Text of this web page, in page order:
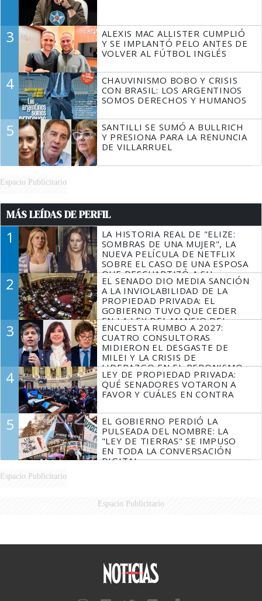
3
ALEXIS MAC ALLISTER CUMPLIÓ
Y SE IMPLANTÓ PELO ANTES DE
VOLVER AL FÚTBOL INGLÉS
4
CHAUVINISMO BOBO Y CRISIS
CON BRASIL: LOS ARGENTINOS
SOMOS DERECHOS Y HUMANOS
5
SANTILLI SE SUMÓ A BULLRICH
Y PRESIONA PARA LA RENUNCIA
DE VILLARRUEL
Espacio Publicitario
MÁS LEÍDAS DE PERFIL
1
LA HISTORIA REAL DE "ELIZE:
SOMBRAS DE UNA MUJER", LA
NUEVA PELÍCULA DE NETFLIX
SOBRE EL CASO DE UNA ESPOSA
QUE DESCUARTIZÓ A SU
MARIDO
2
EL SENADO DIO MEDIA SANCIÓN
A LA INVIOLABILIDAD DE LA
PROPIEDAD PRIVADA: EL
GOBIERNO TUVO QUE CEDER
EN LA LEY DEL MANEJO DEL
FUEGO
3
ENCUESTA RUMBO A 2027:
CUATRO CONSULTORAS
MIDIERON EL DESGASTE DE
MILEI Y LA CRISIS DE
LIDERAZGO EN EL PERONISMO
4
LEY DE PROPIEDAD PRIVADA:
QUÉ SENADORES VOTARON A
FAVOR Y CUÁLES EN CONTRA
5
EL GOBIERNO PERDIÓ LA
PULSEADA DEL NOMBRE: LA
"LEY DE TIERRAS" SE IMPUSO
EN TODA LA CONVERSACIÓN
DIGITAL
Espacio Publicitario
Espacio Publicitario